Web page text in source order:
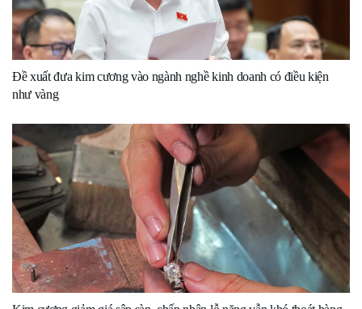
Đề xuất đưa kim cương vào ngành nghề kinh doanh có điều kiện
như vàng